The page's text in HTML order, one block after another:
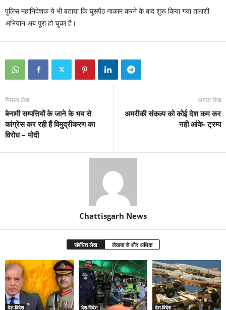
पुलिस महानिदेशक ये भी बताया कि घुसपैठ नाकाम करने के बाद शुरू किया गया तलाशी
अभियान अब पूरा हो चुका है।
पिछला लेख
बेनामी सम्पत्तियों के जाने के भय से
कांग्रेस कर रही हैं विमुद्रीकरण का
विरोध – मोदी
अगला लेख
अमरीकी संकल्प को कोई देश कम कर
नही आंके- ट्रम्प
Chattisgarh News
संबंधित लेख लेखक से और अधिक
देश-विदेश देश-विदेश देश-विदेश